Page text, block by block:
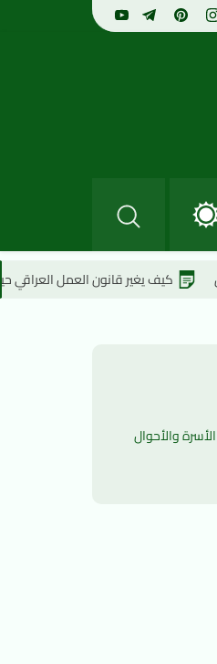
قانون العمل العراقي حياتك؟ 10 قوانين